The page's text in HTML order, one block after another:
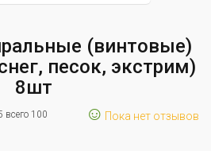
(винтовые)
песок, экстрим)
8шт
всего 100 ☺ Пока нет отзывов